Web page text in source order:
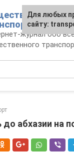
журнал обо
до абхазии на
Для любых
сайту: